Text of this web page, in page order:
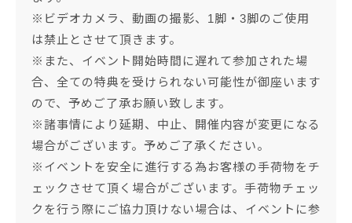
※ビデオカメラ、動画の撮影、1脚・3脚のご使用
は禁止とさせて頂きます。
※また、イベント開始時間に遅れて参加された場
合、全ての特典を受けられない可能性が御座います
ので、予めご了承お願い致します。
※諸事情により延期、中止、開催内容が変更になる
場合がございます。予めご了承ください。
※イベントを安全に進行する為お客様の手荷物をチ
ェックさせて頂く場合がございます。手荷物チェッ
クを行う際にご協力頂けない場合は、イベントに参